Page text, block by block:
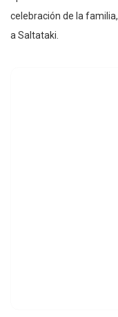
celebración de la
a Saltataki.